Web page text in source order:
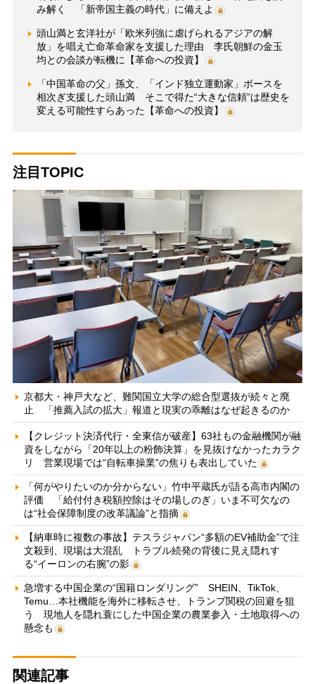
み解く 「新帝国主義の時代」に備えよ
頭山満と玄洋社が「欧米列強に虐げられるアジアの解
放」を唱え亡命革命家を支援した理由 李氏朝鮮の金玉
均との会談が転機に【革命への投資】
「中国革命の父」孫文、「インド独立運動家」ボースを
相次ぎ支援した頭山満 そこで得た“大きな信頼”は歴史を
変える可能性すらあった【革命への投資】
注目TOPIC
京都大・神戸大など、難関国立大学の総合型選抜が続々と廃
止 「推薦入試の拡大」報道と現実の乖離はなぜ起きるのか
【クレジット決済代行・全東信が破産】63社もの金融機関が融
資をしながら「20年以上の粉飾決算」を見抜けなかったカラク
リ 営業現場では“自転車操業”の焦りも表出していた
「何がやりたいのか分からない」竹中平蔵氏が語る高市内閣の
評価 「給付付き税額控除はその場しのぎ」いま不可欠なの
は“社会保障制度の改革議論”と指摘
【納車時に複数の事故】テスラジャパン“多額のEV補助金”で注
文殺到、現場は大混乱 トラブル続発の背後に見え隠れす
る“イーロンの右腕”の影
急増する中国企業の“国籍ロンダリング” SHEIN、TikTok、
Temu…本社機能を海外に移転させ、トランプ関税の回避を狙
う 現地人を隠れ蓑にした中国企業の農業参入・土地取得への
懸念も
関連記事